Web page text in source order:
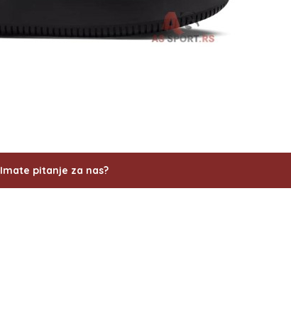
Imate pitanje za nas?